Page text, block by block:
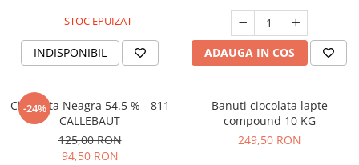
STOC EPUIZAT
INDISPONIBIL ADAUGA IN COS
-24%
Ciocolata Neagra 54.5 % - 811
CALLEBAUT
125,00 RON
94,50 RON
Banuti ciocolata lapte
compound 10 KG
249,50 RON